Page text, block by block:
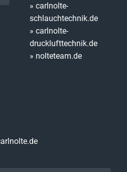
» carlnolte-
schlauchtechnik.de
» carlnolte-
drucklufttechnik.de
» nolteteam.de